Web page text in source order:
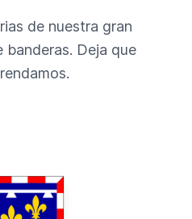
de nuestra gran
banderas. Deja que